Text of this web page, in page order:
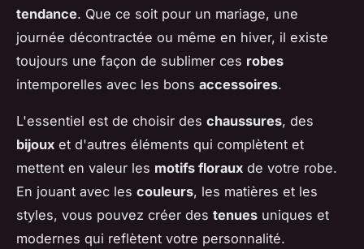
tendance. Que ce soit pour un mariage, une
journée décontractée ou même en hiver, il existe
toujours une façon de sublimer ces robes
intemporelles avec les bons accessoires.
L'essentiel est de choisir des chaussures, des
bijoux et d'autres éléments qui complètent et
mettent en valeur les motifs floraux de votre robe.
En jouant avec les couleurs, les matières et les
styles, vous pouvez créer des tenues uniques et
modernes qui reflètent votre personnalité.